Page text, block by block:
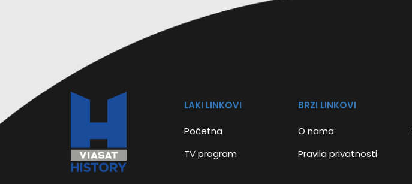
LAKI LINKOVI
Početna
TV program
BRZI LINKOVI
O nama
Pravila privatnosti